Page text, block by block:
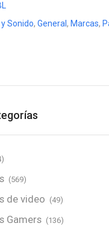
Sonido, General , Marcas,
(569)
de video (49)
Gamers (136)